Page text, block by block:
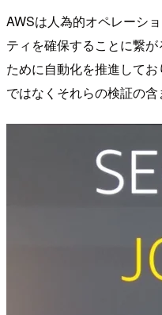
AWSは人為的オペレーシ
ティを確保することに繋
ために自動化を推進して
ではなくそれらの検証の含